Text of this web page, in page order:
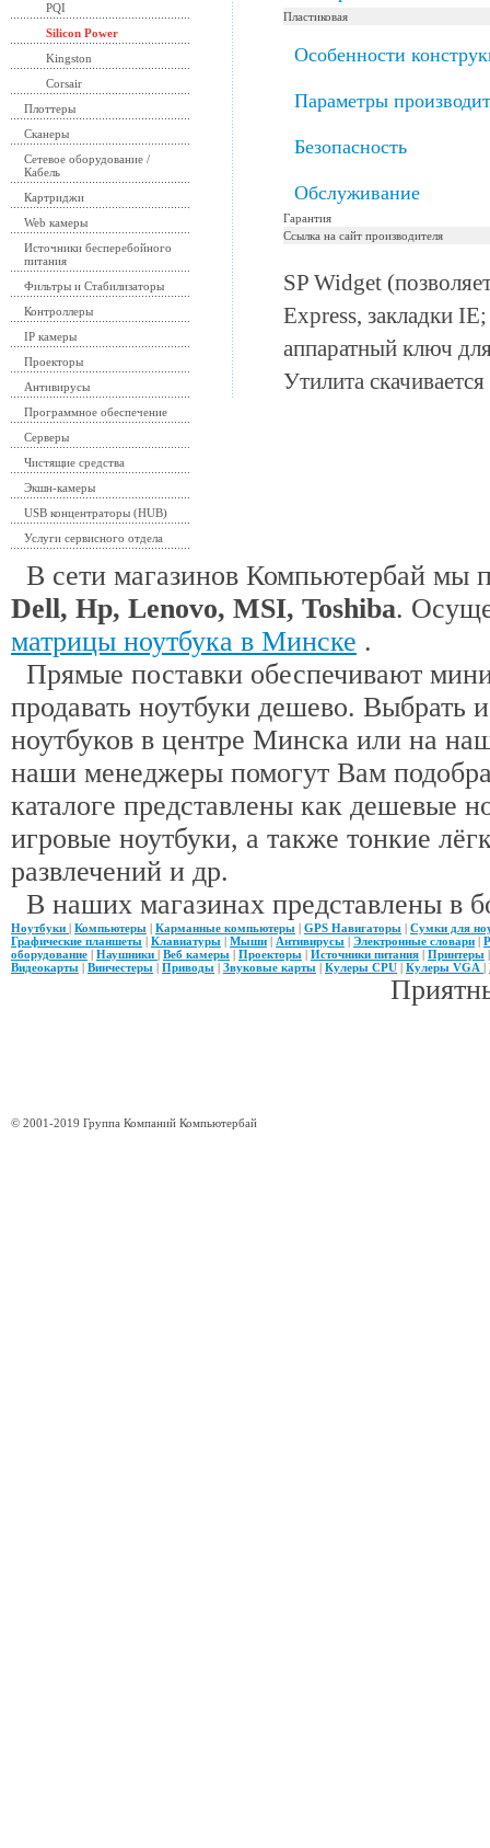
PQI
Silicon Power
Kingston
Corsair
Плоттеры
Сканеры
Сетевое оборудование /
Кабель
Картриджи
Web камеры
Источники бесперебойного
питания
Фильтры и Стабилизаторы
Контроллеры
IP камеры
Проекторы
Антивирусы
Программное обеспечение
Серверы
Чистящие средства
Экшн-камеры
USB концентраторы (HUB)
Услуги сервисного отдела
Пластиковая
Особенности
Параметры
Безопасность
Обслуживание
Гарантия
Ссылка на сайт производителя
SP Widget
Express, закладки
аппаратный ключ
Утилита
В сети магазинов Компьютербай мы
Dell, Hp, Lenovo, MSI, Toshiba.
матрицы ноутбука в Минске .
Прямые поставки обеспечивают
продавать ноутбуки дешево.
ноутбуков в центре Минска или на
наши менеджеры помогут Вам
каталоге представлены как дешевые
игровые ноутбуки, а также тонкие
развлечений и др.
В наших магазинах представлены в
Ноутбуки | Компьютеры | Карманные компьютеры | GPS Навигаторы | Сумки для
Графические планшеты | Клавиатуры | Мыши | Антивирусы | Электронные словари |
оборудование | Наушники | Веб камеры | Проекторы | Источники питания | Принтеры
Видеокарты | Винчестеры | Приводы | Звуковые карты | Кулеры CPU | Кулеры VGA |
© 2001-2019 Группа Компаний Компьютербай